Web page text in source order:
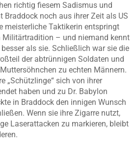
richtig fiesem Sadismus und
Braddock noch aus ihrer Zeit als US
meisterliche Taktikerin entspringt
Militärtradition – und niemand kennt
besser als sie. Schließlich war sie die
der abtrünnigen Soldaten und
zu echten Männern.
„Schützlinge“ sich von ihrer
haben und zu Dr. Babylon
in Braddock den innigen Wunsch
Wenn sie ihre Zigarre nutzt,
Laserattacken zu markieren, bleibt